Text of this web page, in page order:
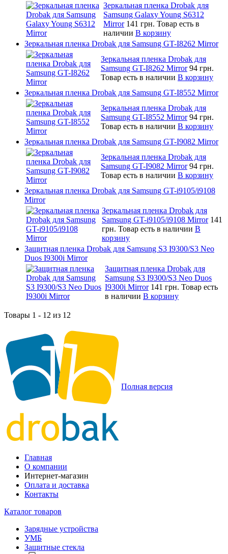
Зеркальная пленка Drobak для
Samsung Galaxy Young S6312
Mirror 141 грн. Товар есть в
наличии В корзину
Зеркальная пленка Drobak для Samsung GT-I8262 Mirror
Зеркальная пленка Drobak для
Samsung GT-I8262 Mirror 94 грн.
Товар есть в наличии В корзину
Зеркальная пленка Drobak для Samsung GT-I8552 Mirror
Зеркальная пленка Drobak для
Samsung GT-I8552 Mirror 94 грн.
Товар есть в наличии В корзину
Зеркальная пленка Drobak для Samsung GT-I9082 Mirror
Зеркальная пленка Drobak для
Samsung GT-I9082 Mirror 94 грн.
Товар есть в наличии В корзину
Зеркальная пленка Drobak для Samsung GT-i9105/i9108
Mirror
Зеркальная пленка Drobak для
Samsung GT-i9105/i9108 Mirror 141
грн. Товар есть в наличии В
корзину
Защитная пленка Drobak для Samsung S3 I9300/S3 Neo
Duos I9300i Mirror
Защитная пленка Drobak для
Samsung S3 I9300/S3 Neo Duos
I9300i Mirror 141 грн. Товар есть
в наличии В корзину
Товары 1 - 12 из 12
Полная версия
Главная
О компании
Интернет-магазин
Оплата и доставка
Контакты
Каталог товаров
Зарядные устройства
УМБ
Защитные стекла